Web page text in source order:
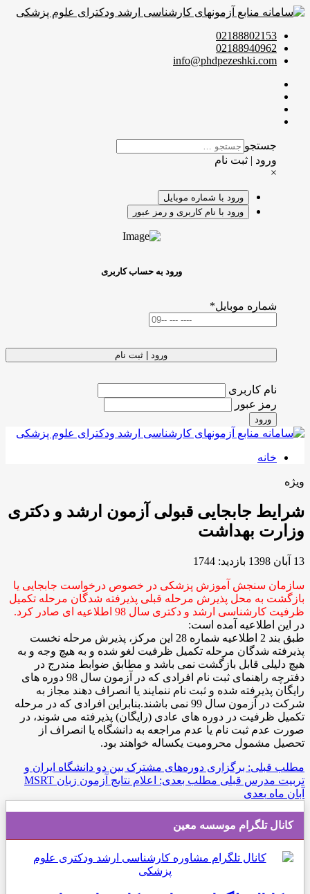
02188802153
02188940962
info@phdpezeshki.com
جستجو
ورود | ثبت نام
×
ورود با شماره موبایل
ورود با نام کاربری و رمز عبور
ورود به حساب کاربری
شماره موبایل*
ورود | ثبت نام
نام کاربری
رمز عبور
ورود
خانه
ویژه
شرایط جابجایی قبولی آزمون ارشد و دکتری
وزارت بهداشت
13 آبان 1398 بازدید: 1744
سازمان سنجش آموزش پزشکی در خصوص درخواست جابجایی یا
بازگشت به محل پذیرش مرحله قبلی پذیرفته شدگان مرحله تکمیل
ظرفیت کارشناسی ارشد و دکتری سال 98 اطلاعیه ای صادر کرد.
در این اطلاعیه آمده است:
طبق بند 2 اطلاعیه شماره 28 این مرکز، پذیرش مرحله نخست
پذیرفته شدگان مرحله تکمیل ظرفیت لغو شده و به هیچ وجه و به
هیچ دلیلی قابل بازگشت نمی باشد و مطابق ضوابط مندرج در
دفترچه راهنمای ثبت نام افرادی که در آزمون سال 98 دوره های
رایگان پذیرفته شده و ثبت نام ننمایند یا انصراف دهند مجاز به
شرکت در آزمون سال 99 نمی باشند.بنابراین افرادی که در مرحله
تکمیل ظرفیت در دوره های عادی (رایگان) پذیرفته می شوند، در
صورت عدم ثبت نام یا عدم مراجعه به دانشگاه یا انصراف از
تحصیل مشمول محرومیت یکساله خواهند بود.
مطلب قبلی: برگزاری دوره‌های مشترک بین دو دانشگاه ایران و
تربیت مدرس قبلی
مطلب بعدی: اعلام نتایج آزمون زبان MSRT
آبان ماه بعدی
کانال تلگرام موسسه معین